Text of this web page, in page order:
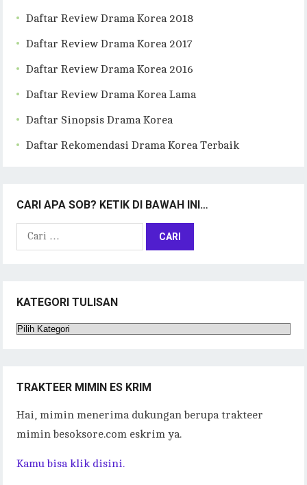
Daftar Review Drama Korea 2018
Daftar Review Drama Korea 2017
Daftar Review Drama Korea 2016
Daftar Review Drama Korea Lama
Daftar Sinopsis Drama Korea
Daftar Rekomendasi Drama Korea Terbaik
CARI APA SOB? KETIK DI BAWAH INI…
Cari
KATEGORI TULISAN
Kategori
TRAKTEER MIMIN ES KRIM
Hai, mimin menerima dukungan berupa trakteer
mimin besoksore.com eskrim ya.
Kamu bisa klik disini.